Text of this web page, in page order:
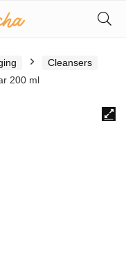
Cleansers
200 ml